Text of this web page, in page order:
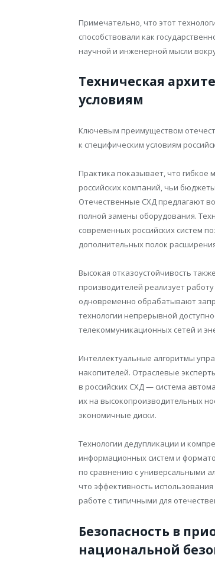
Примечательно, что этот
способствовали как
научной и инженерной мысли
Техническая
условиям
Ключевым преимуществом
к специфическим условиям
Практика показывает, что гибкое
российских компаний, чьи
Отечественные СХД предлагают
полной замены оборудования.
современных российских систем
дополнительных полок
Высокая отказоустойчивость
производителей реализует
одновременно обрабатывают
технологии непрерывной
телекоммуникационных сетей и
Интеллектуальные алгоритмы
накопителей. Отраслевые
в российских СХД — система
их на высокопроизводительных
экономичные диски.
Технологии дедупликации и
информационных систем и
по сравнению с универсальными
что эффективность
работе с типичными для
Безопасность в
национальной